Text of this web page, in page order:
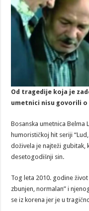
Od tragedije koja je
umetnici nisu govorili o
Bosanska umetnica Belma
humorističkoj hit seriji
doživela je najteži gubitak,
desetogodišnji sin.
Tog leta 2010. godine život
zbunjen, normalan” i
se iz korena jer je u